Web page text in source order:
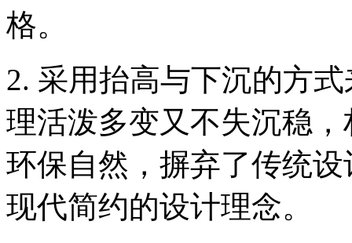
格。
2. 采用抬高与下沉的方
理活泼多变又不失沉稳
环保自然，摒弃了传统
现代简约的设计理念。